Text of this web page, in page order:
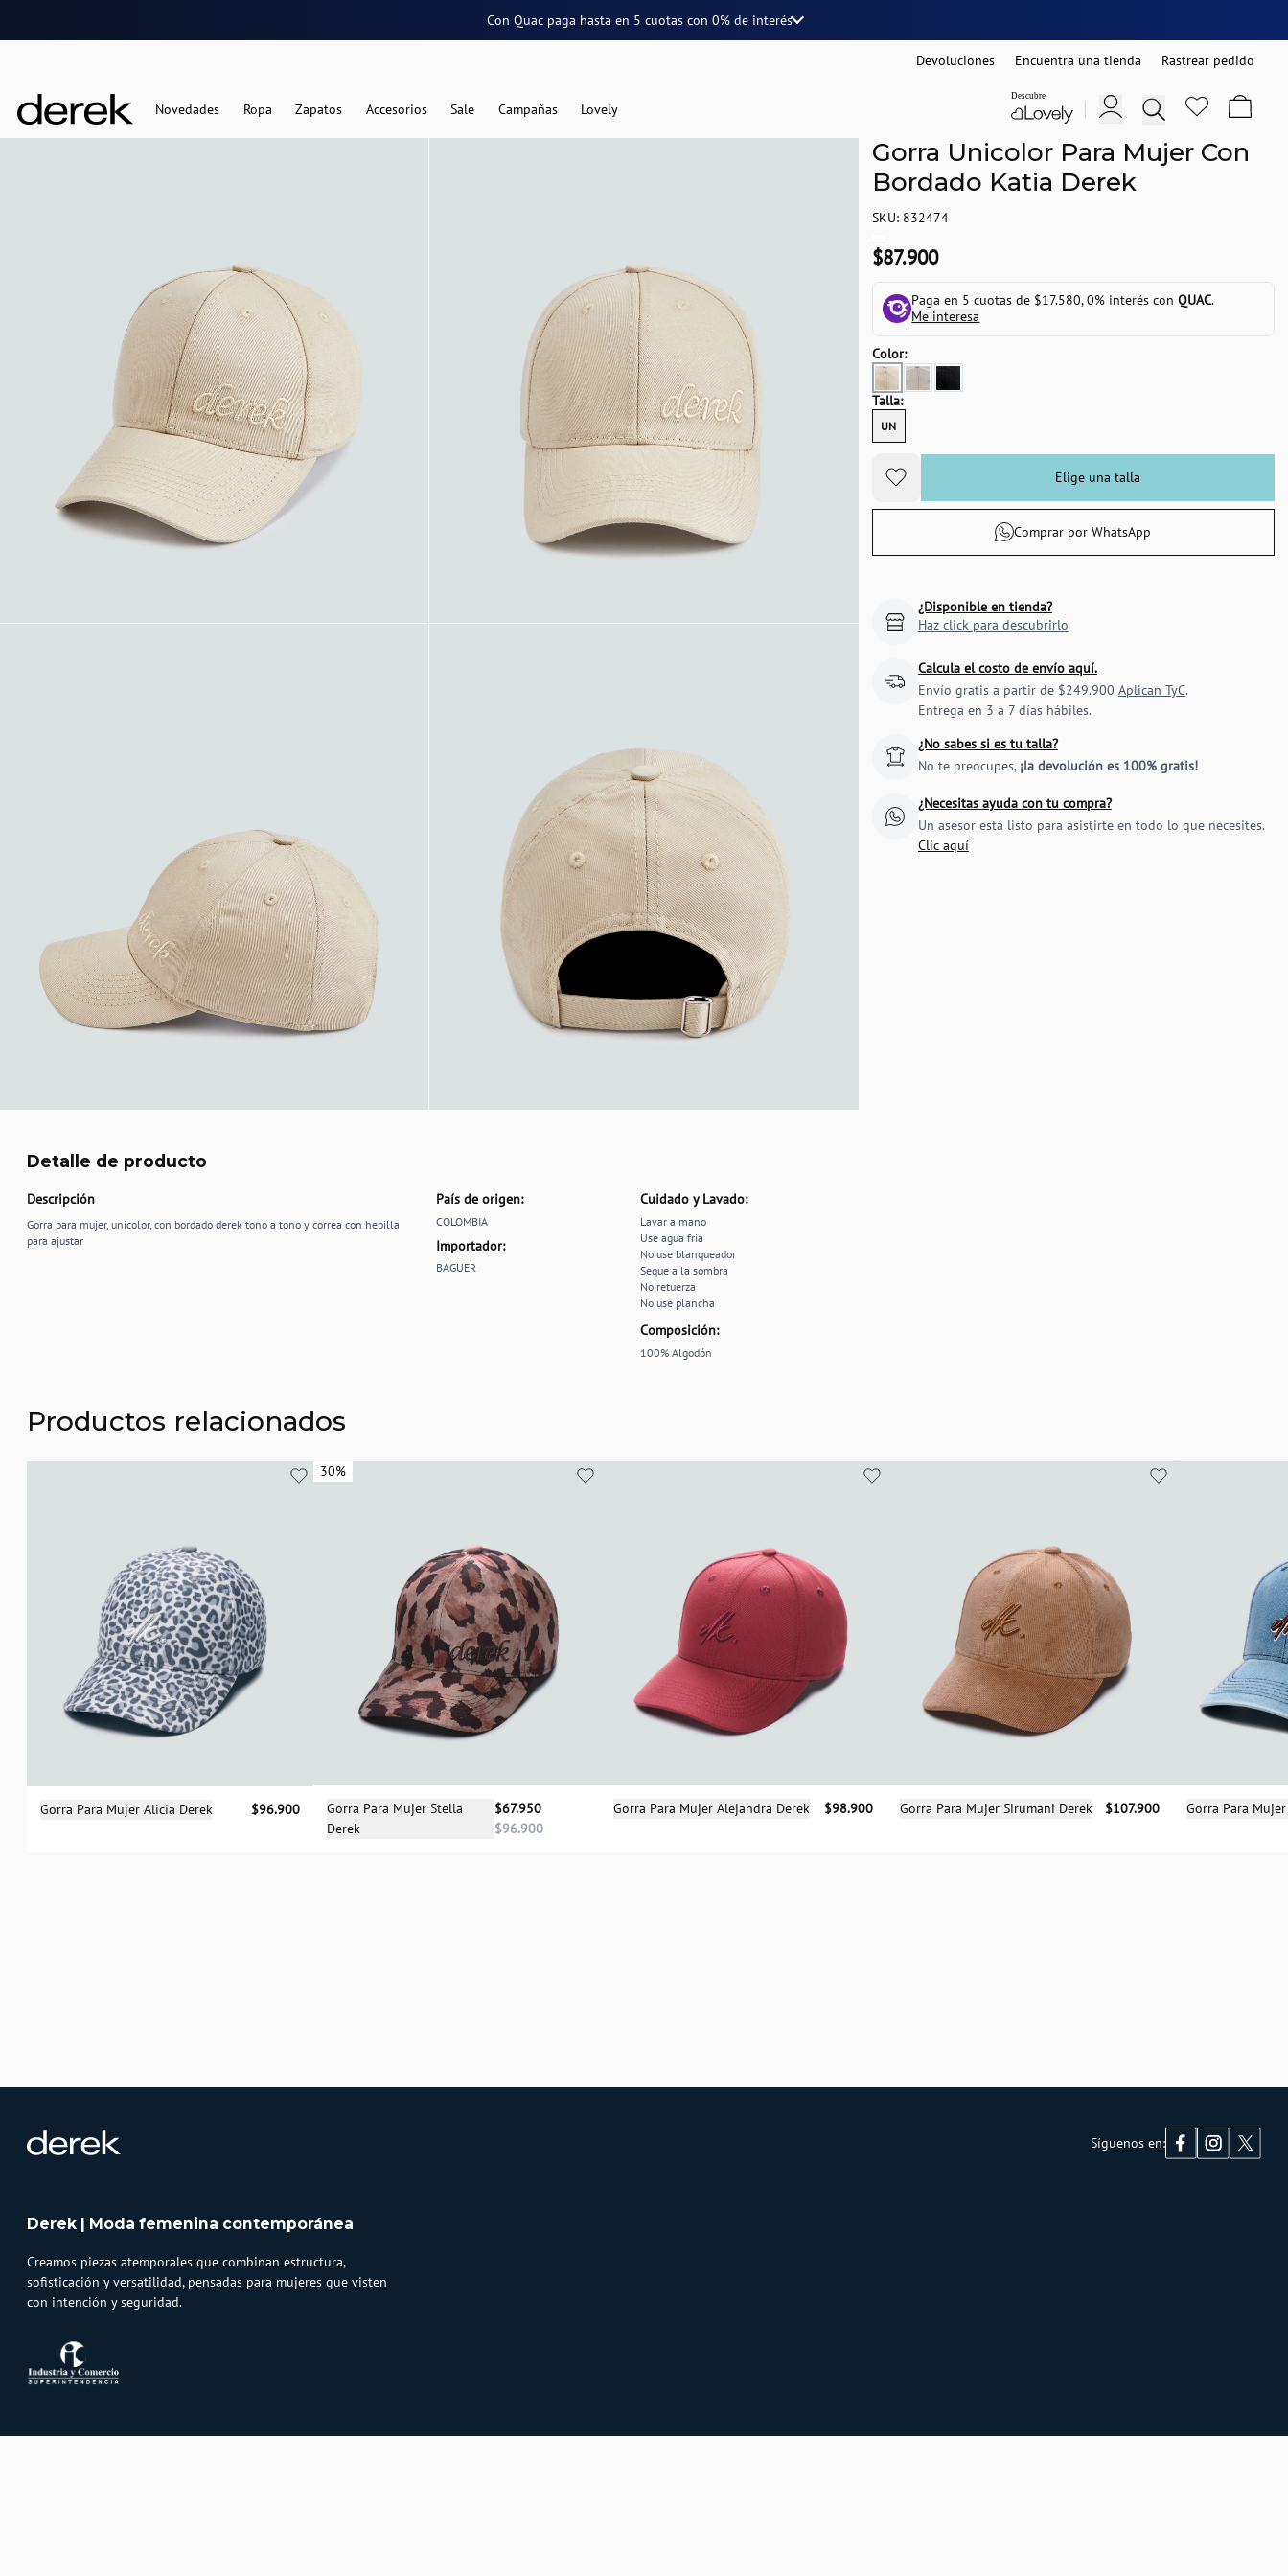
Con Quac paga hasta en 5 cuotascon 0% de interés
Devoluciones Encuentra una tienda Rastrear pedido
Novedades Ropa Zapatos Accesorios Sale Campañas Lovely
Detalle de producto
Descripción
Gorra para mujer, unicolor, con bordado derek tono a tono y correa con hebilla
para ajustar
País de origen:
COLOMBIA
Importador:
BAGUER
Cuidado y Lavado:
Lavar a mano
Use agua fria
No use blanqueador
Seque a la sombra
No retuerza
No use plancha
Composición:
100% Algodón
Gorra Unicolor Para Mujer Con
Bordado Katia Derek
SKU: 832474
$87.900
Paga en 5 cuotas de $17.580, 0% interés conQUAC.
Me interesa
Color:
Talla:
UN
Elige una talla
Comprar por WhatsApp
¿Disponible en tienda?
Haz click para descubrirlo
Calcula el costo de envío aquí.
Envío gratis a partir de $249.900 Aplican TyC.
Entrega en 3 a 7 días hábiles.
¿No sabes si es tu talla?
No te preocupes, ¡la devolución es 100% gratis!
¿Necesitas ayuda con tu compra?
Un asesor está listo para asistirte en todo lo que necesites.
Clic aquí
Productos relacionados
Selecciona una talla
Gorra Para Mujer Alicia Derek $96.900
30%
30%
Selecciona una talla
Gorra Para Mujer Stella
Derek
$67.950
$96.900
Selecciona una talla
Gorra Para Mujer Alejandra Derek $98.900 Selecciona una talla
Gorra Para Mujer Sirumani Derek $107.900 Gorra Para
Síguenos en:
Derek | Moda femenina contemporánea
Creamos piezas atemporales que combinan estructura,
sofisticación y versatilidad, pensadas para mujeres que visten
con intención y seguridad.